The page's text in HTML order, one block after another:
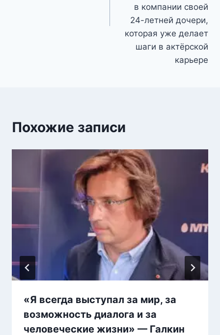
в компании своей
24-летней дочери,
которая уже делает
шаги в актёрской
карьере
Похожие записи
«Я всегда выступал за мир, за
возможность диалога и за
человеческие жизни» — Галкин